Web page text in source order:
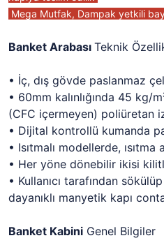
Mega Mutfak, Dampak yetkili
Banket Arabası Teknik
• İç, dış gövde paslanmaz
• 60mm kalınlığında 45 kg/
(CFC içermeyen) poliüretan
• Dijital kontrollü kumanda
• Isıtmalı modellerde, ısıtma
• Her yöne dönebilir ikisi
• Kullanıcı tarafından
dayanıklı manyetik kapı
Banket Kabini Genel Bilgiler